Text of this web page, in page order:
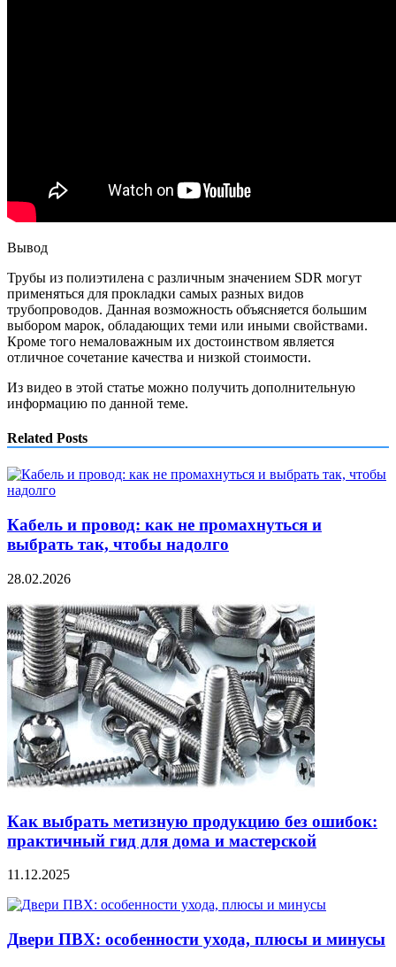
Вывод
Трубы из полиэтилена с различным значением SDR могут
применяться для прокладки самых разных видов
трубопроводов. Данная возможность объясняется большим
выбором марок, обладающих теми или иными свойствами.
Кроме того немаловажным их достоинством является
отличное сочетание качества и низкой стоимости.
Из видео в этой статье можно получить дополнительную
информацию по данной теме.
Related Posts
Кабель и провод: как не промахнуться и
выбрать так, чтобы надолго
28.02.2026
Как выбрать метизную продукцию без ошибок:
практичный гид для дома и мастерской
11.12.2025
Двери ПВХ: особенности ухода, плюсы и минусы